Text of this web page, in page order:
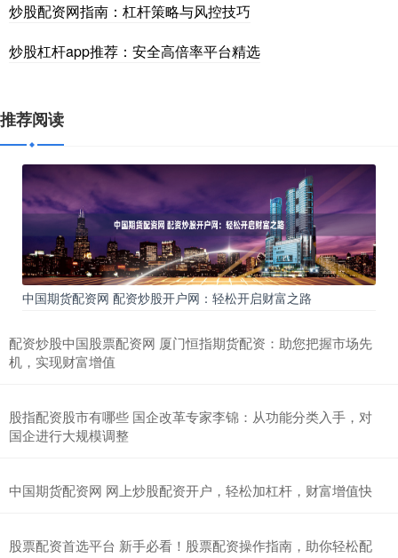
炒股配资网指南：杠杆策略与风控技巧
炒股杠杆app推荐：安全高倍率平台精选
推荐阅读
中国期货配资网 配资炒股开户网：轻松开启财富之路
配资炒股中国股票配资网 厦门恒指期货配资：助您把握市场先
机，实现财富增值
股指配资股市有哪些 国企改革专家李锦：从功能分类入手，对
国企进行大规模调整
中国期货配资网 网上炒股配资开户，轻松加杠杆，财富增值快
股票配资首选平台 新手必看！股票配资操作指南，助你轻松配